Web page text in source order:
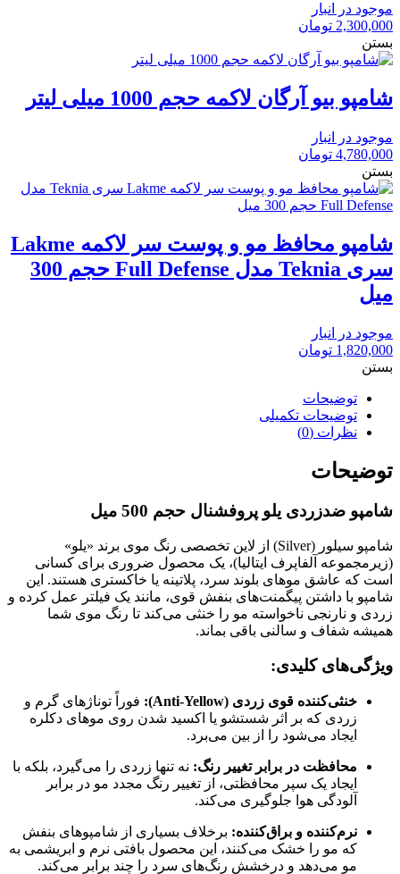
موجود در انبار
2,300,000 تومان
بستن
شامپو بیو آرگان لاکمه حجم 1000 میلی لیتر
موجود در انبار
4,780,000 تومان
بستن
شامپو محافظ مو و پوست سر لاکمه Lakme
سری Teknia مدل Full Defense حجم 300
میل
موجود در انبار
1,820,000 تومان
بستن
توضیحات
توضیحات تکمیلی
نظرات (0)
توضیحات
شامپو ضدزردی یلو پروفشنال حجم 500 میل
شامپو سیلور (Silver) از لاین تخصصی رنگ موی برند «یلو»
(زیرمجموعه آلفاپرف ایتالیا)، یک محصول ضروری برای کسانی
است که عاشق موهای بلوند سرد، پلاتینه یا خاکستری هستند. این
شامپو با داشتن پیگمنت‌های بنفش قوی، مانند یک فیلتر عمل کرده و
زردی و نارنجی ناخواسته مو را خنثی می‌کند تا رنگ موی شما
همیشه شفاف و سالنی باقی بماند.
ویژگی‌های کلیدی:
خنثی‌کننده قوی زردی (Anti-Yellow):
فوراً توناژهای گرم و
زردی که بر اثر شستشو یا اکسید شدن روی موهای دکلره
ایجاد می‌شود را از بین می‌برد.
محافظت در برابر تغییر رنگ: نه تنها زردی را می‌گیرد، بلکه با
ایجاد یک سپر محافظتی، از تغییر رنگ مجدد مو در برابر
آلودگی هوا جلوگیری می‌کند.
نرم‌کننده و براق‌کننده: برخلاف بسیاری از شامپوهای بنفش
که مو را خشک می‌کنند، این محصول بافتی نرم و ابریشمی به
مو می‌دهد و درخشش رنگ‌های سرد را چند برابر می‌کند.